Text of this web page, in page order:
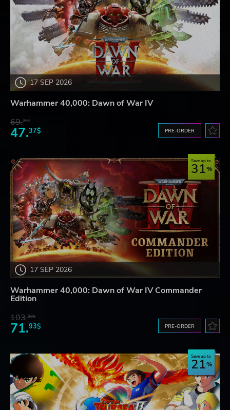
17 SEP 2026
Warhammer 40,000: Dawn of War IV
69.20$
47.37$ PRE-ORDER
17 SEP 2026
Save up to
31
Warhammer 40,000: Dawn of War IV Commander
Edition
103.80$
71.93$ PRE-ORDER
Save up to
21